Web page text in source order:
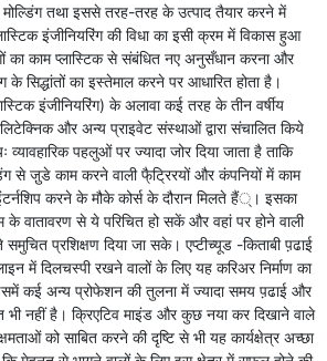
मोल्डिंग तथा इससे तरह-तरह के उत्पाद तैयार करने में
इंजीनियरिंग की विधा का इसी क्रम में विकास हुआ
का काम प्लास्टिक से संबंधित नए अनुसँधान करना और
के सिद्धांतों का इस्तेमाल करने पर आधारित होता है।
इंजीनियरिंग) के अलावा कई तरह के तीन वर्षीय
और अन्य प्राइवेट संस्थाओं द्वारा संचालित किये
पहलुओं पर ज्यादा जोर दिया जाता है ताकि
से जु़डे काम करने वाली फै्ट्रिरयों और कंपनियों में काम
करने के मौके कोर्स के दौरान मिलते हैं्। इसका
के वातावरण से ये परिचित हो सकें और वहां पर होने वाली
प्रशिक्षण दिया जा सके। एप्टीच्यूड -किताबी प़ढाई
में दिलचस्पी रखने वालों के लिए यह करिअर निर्माण का
कई अन्य प्रोफेशन की तुलना में ज्यादा समय प़ढाई और
नहीं है। क्रिएटिव माइंड और कुछ नया कर दिखाने वाले
को साबित करने की दृष्टि से भी यह कार्यक्षेत्र अच्छा